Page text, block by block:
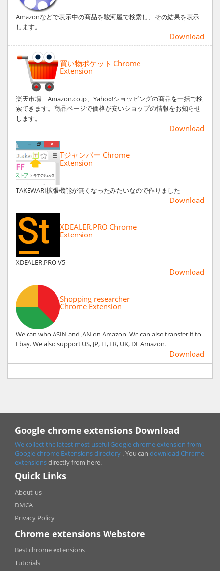
Amazonなどで表示中の商品を駿河屋で検索し、その結果を表示
します。
Download
買い物ポケット Chrome
Extension
楽天市場、Amazon.co.jp、Yahoo!ショッピングの商品を一括で検
索できます。商品ページで価格が安いショップの情報をお知らせ
します。
Download
Tジャンパー Chrome
Extension
TAKEWARI拡張機能が無くなったみたいなので作りました
Download
XDEALER.PRO Chrome
Extension
XDEALER.PRO V5
Download
Shopping researcher
Chrome Extension
We can who ASIN and JAN on Amazon. We can also transfer it to
Ebay. We also support US, JP, IT, FR, UK, DE Amazon.
Download
Google chrome extensions Download
We collect the latest most useful Google chrome extension from
Google chrome Extensions directory . You can download Chrome
extensionsdirectly from here.
Quick Links
About-us
DMCA
Privacy Policy
Chrome extensions Webstore
Best chrome extensions
Tutorials